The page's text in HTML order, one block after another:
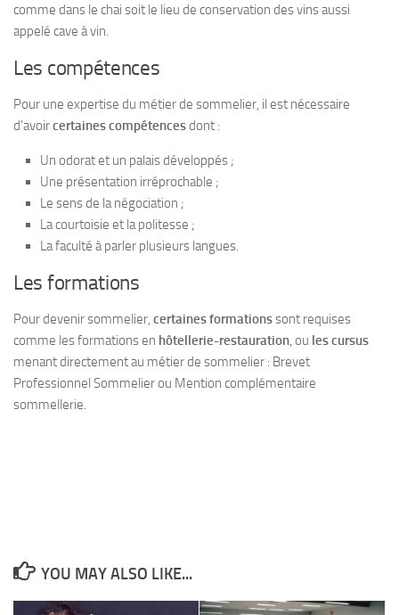
comme dans le chai soit le lieu de conservation des vins aussi
appelé cave à vin.
Les compétences
Pour une expertise du métier de sommelier, il est nécessaire
d’avoircertaines compétencesdont :
Un odorat et un palais développés ;
Une présentation irréprochable ;
Le sens de la négociation ;
La courtoisie et la politesse ;
La faculté à parler plusieurs langues.
Les formations
Pour devenir sommelier, certaines formationssont requises
comme les formations en hôtellerie-restauration, ou les cursus
menant directement au métier de sommelier : Brevet
Professionnel Sommelierou Mention complémentaire
sommellerie.
YOU MAY ALSO LIKE...